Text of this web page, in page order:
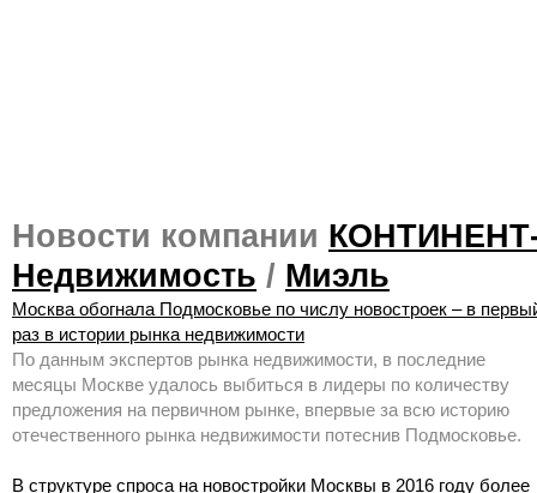
Новости компании
Недвижимость / Миэль
Москва обогнала Подмосковье по числу новостроек – в
раз в истории рынка недвижимости
По данным экспертов рынка недвижимости, в последние
месяцы Москве удалось выбиться в лидеры по количеству
предложения на первичном рынке, впервые за всю историю
отечественного рынка недвижимости потеснив Подмосковье.
В структуре спроса на новостройки Москвы в 2016 году более